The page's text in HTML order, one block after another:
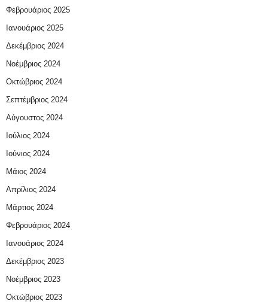
Φεβρουάριος 2025
Ιανουάριος 2025
Δεκέμβριος 2024
Νοέμβριος 2024
Οκτώβριος 2024
Σεπτέμβριος 2024
Αύγουστος 2024
Ιούλιος 2024
Ιούνιος 2024
Μάιος 2024
Απρίλιος 2024
Μάρτιος 2024
Φεβρουάριος 2024
Ιανουάριος 2024
Δεκέμβριος 2023
Νοέμβριος 2023
Οκτώβριος 2023